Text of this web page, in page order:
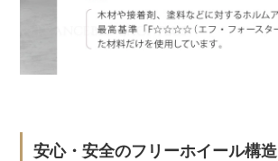
安心・安全のフリーホイール構造